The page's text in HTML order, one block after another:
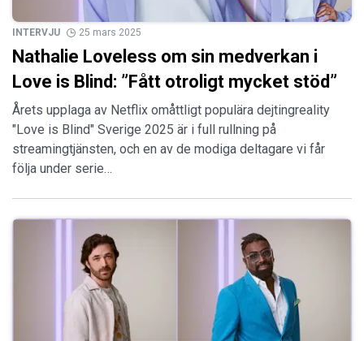
INTERVJU 25 mars 2025
Nathalie Loveless om sin medverkan i
Love is Blind: ”Fått otroligt mycket stöd”
Årets upplaga av Netflix omåttligt populära dejtingreality
"Love is Blind" Sverige 2025 är i full rullning på
streamingtjänsten, och en av de modiga deltagare vi får
följa under serie…